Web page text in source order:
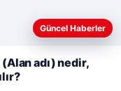
anlayabilmek,
Güncel Haberler
(Alan adı) nedir,